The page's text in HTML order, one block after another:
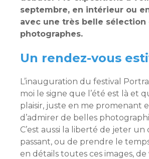
septembre, en intérieur ou
avec une très belle sélection
photographes.
Un rendez-vous
L’inauguration du festival
moi le signe que l’été est là et
plaisir, juste en me promenant
d’admirer de belles
C’est aussi la liberté de jeter
passant, ou de prendre le
en détails toutes ces images, de